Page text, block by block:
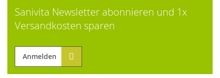
Sanivita Newsletter abonnieren und 1x
Versandkosten sparen
Anmelden